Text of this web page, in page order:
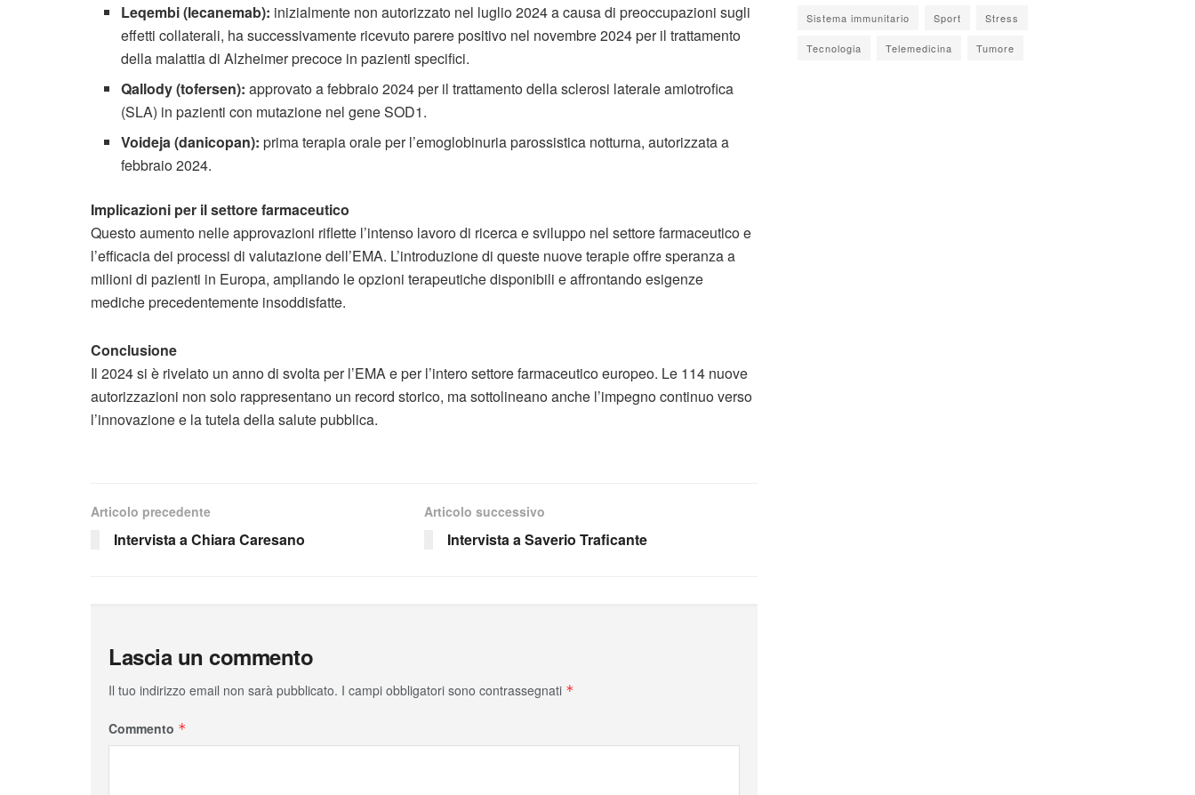
Leqembi (lecanemab): inizialmente non autorizzato nel luglio 2024 a causa di preoccupazioni sugli
effetti collaterali, ha successivamente ricevuto parere positivo nel novembre 2024 per il trattamento
della malattia di Alzheimer precoce in pazienti specifici.
Qallody (tofersen): approvato a febbraio 2024 per il trattamento della sclerosi laterale amiotrofica
(SLA) in pazienti con mutazione nel gene SOD1.
Voideja (danicopan): prima terapia orale per l’emoglobinuria parossistica notturna, autorizzata a
febbraio 2024.
Implicazioni per il settore farmaceutico
Questo aumento nelle approvazioni riflette l’intenso lavoro di ricerca e sviluppo nel settore farmaceutico e
l’efficacia dei processi di valutazione dell’EMA. L’introduzione di queste nuove terapie offre speranza a
milioni di pazienti in Europa, ampliando le opzioni terapeutiche disponibili e affrontando esigenze
mediche precedentemente insoddisfatte.
Conclusione
Il 2024 si è rivelato un anno di svolta per l’EMA e per l’intero settore farmaceutico europeo. Le 114 nuove
autorizzazioni non solo rappresentano un record storico, ma sottolineano anche l’impegno continuo verso
l’innovazione e la tutela della salute pubblica.
Articolo precedente
Intervista a Chiara Caresano
Articolo successivo
Intervista a Saverio Traficante
Lascia un commento
Il tuo indirizzo email non sarà pubblicato. I campi obbligatori sono contrassegnati *
Commento *
Sistema immunitario Sport Stress
Tecnologia Telemedicina Tumore